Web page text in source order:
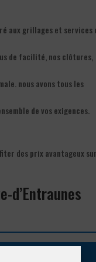
aux grillages et services
de facilité, nos clôtures,
nous avons tous les
de vos exigences.
des prix avantageux
d’Entraunes